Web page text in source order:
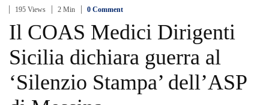
195 Views 2 Min 0 Comment
Il COAS Medici Dirigenti
Sicilia dichiara guerra al
‘Silenzio Stampa’ dell’ASP